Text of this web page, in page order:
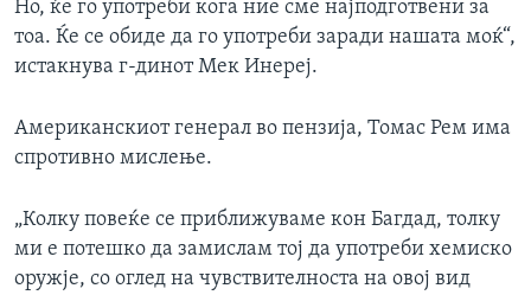
Но, ќе го употреби кога ние сме најподготвени за
тоа. Ќе се обиде да го употреби заради нашата моќ“,
истакнува г-динот Мек Инереј.
Американскиот генерал во пензија, Томас Рем има
спротивно мислење.
„Колку повеќе се приближуваме кон Багдад, толку
ми е потешко да замислам тој да употреби хемиско
оружје, со оглед на чувствителноста на овој вид